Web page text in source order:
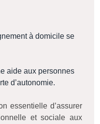
à domicile se
aide aux personnes
d’autonomie.
essentielle d’assurer
et sociale aux